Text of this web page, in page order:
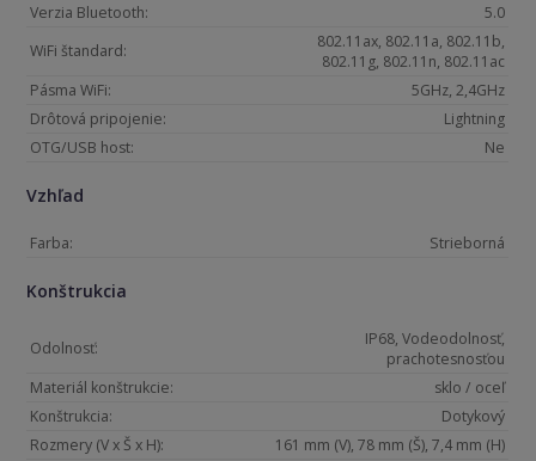
Verzia Bluetooth:
5.0
WiFi štandard:
802.11ax, 802.11a, 802.11b,
802.11g, 802.11n, 802.11ac
Pásma WiFi:
5GHz, 2,4GHz
Drôtová pripojenie:
Lightning
OTG/USB host:
Ne
Vzhľad
Farba: Strieborná
Konštrukcia
Odolnosť:
IP68, Vodeodolnosť,
prachotesnosťou
Materiál konštrukcie:
sklo / oceľ
Konštrukcia:
Dotykový
Rozmery (V x Š x H):
161 mm (V), 78 mm (Š), 7,4 mm (H)